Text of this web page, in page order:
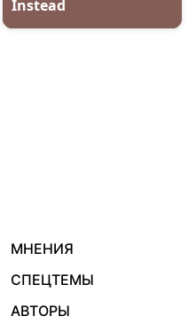
МНЕНИЯ
СПЕЦТЕМЫ
АВТОРЫ